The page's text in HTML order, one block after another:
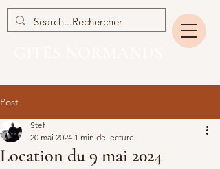
Post
Location du 9 mai 2024
Stef
20 mai 2024 1 min de lecture